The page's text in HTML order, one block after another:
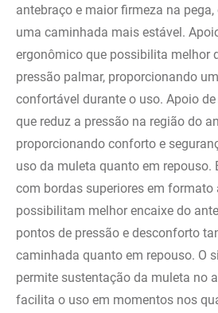
antebraço e maior firmeza na
uma caminhada mais estável.
ergonômico que possibilita melhor
pressão palmar, proporcionando
confortável durante o uso. Apoio
que reduz a pressão na região do
proporcionando conforto e
uso da muleta quanto em repouso.
com bordas superiores em formato
possibilitam melhor encaixe do
pontos de pressão e desconforto
caminhada quanto em repouso. O
permite sustentação da muleta no
facilita o uso em momentos nos